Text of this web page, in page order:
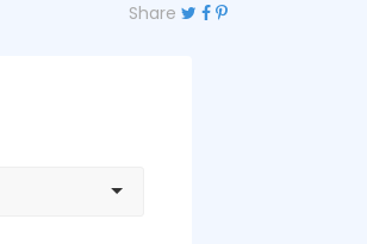
Share